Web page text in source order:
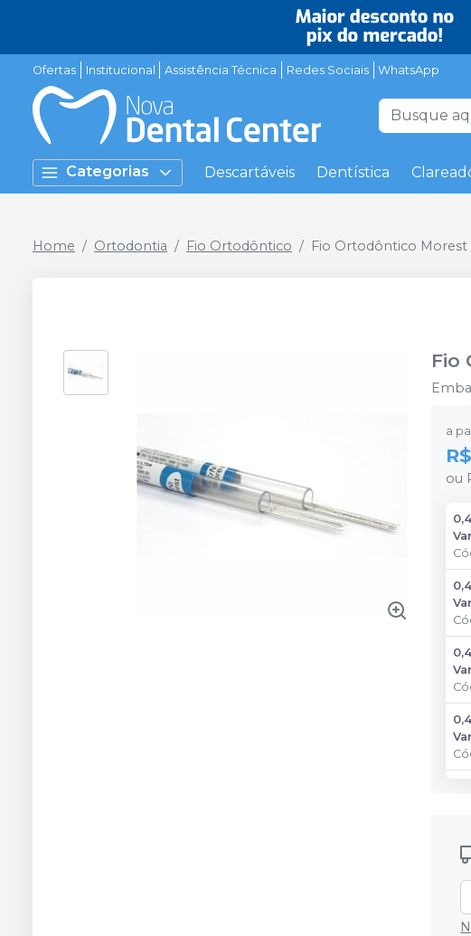
Ofertas Institucional Assistência Técnica Redes Sociais WhatsApp
Categorias Descartáveis Dentística
Home Ortodontia Fio Ortodôntico Fio Ortodôntico Morest
Fio
a
ou